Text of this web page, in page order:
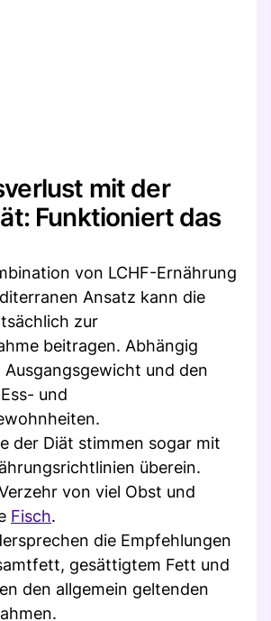
mit der
Funktioniert das
von LCHF-Ernährung
Ansatz kann die
zur
beitragen. Abhängig
und den
und
der Diät stimmen sogar mit
überein.
von viel Obst und
Fisch.
die Empfehlungen
gesättigtem Fett und
den allgemein geltenden